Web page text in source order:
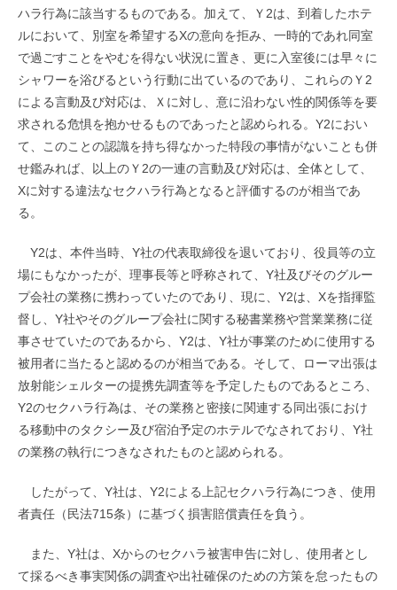
ハラ行為に該当するものである。加えて、Ｙ2は、到着したホテ
ルにおいて、別室を希望するXの意向を拒み、一時的であれ同室
で過ごすことをやむを得ない状況に置き、更に入室後には早々に
シャワーを浴びるという行動に出ているのであり、これらのＹ2
による言動及び対応は、Ｘに対し、意に沿わない性的関係等を要
求される危惧を抱かせるものであったと認められる。Y2におい
て、このことの認識を持ち得なかった特段の事情がないことも併
せ鑑みれば、以上のＹ2の一連の言動及び対応は、全体として、
Xに対する違法なセクハラ行為となると評価するのが相当であ
る。
Y2は、本件当時、Y社の代表取締役を退いており、役員等の立
場にもなかったが、理事長等と呼称されて、Y社及びそのグルー
プ会社の業務に携わっていたのであり、現に、Y2は、Xを指揮監
督し、Y社やそのグループ会社に関する秘書業務や営業業務に従
事させていたのであるから、Y2は、Y社が事業のために使用する
被用者に当たると認めるのが相当である。そして、ローマ出張は
放射能シェルターの提携先調査等を予定したものであるところ、
Y2のセクハラ行為は、その業務と密接に関連する同出張におけ
る移動中のタクシー及び宿泊予定のホテルでなされており、Y社
の業務の執行につきなされたものと認められる。
したがって、Y社は、Y2による上記セクハラ行為につき、使用
者責任（民法715条）に基づく損害賠償責任を負う。
また、Y社は、Xからのセクハラ被害申告に対し、使用者とし
て採るべき事実関係の調査や出社確保のための方策を怠ったもの